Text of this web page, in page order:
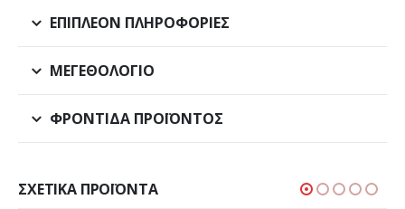
ΕΠΙΠΛΈΟΝ ΠΛΗΡΟΦΟΡΊΕΣ
ΜΕΓΕΘΟΛΌΓΙΟ
ΦΡΟΝΤΊΔΑ ΠΡΟΪΌΝΤΟΣ
ΣΧΕΤΙΚΆ ΠΡΟΪΌΝΤΑ